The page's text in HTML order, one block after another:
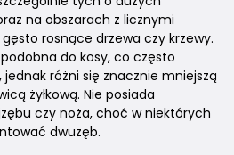
na obszarach z licznymi
rosnące drzewa czy krzewy.
do kosy, co często
różni się znacznie mniejszą
żyłkową. Nie posiada
czy noża, choć w niektórych
dwuzęb.